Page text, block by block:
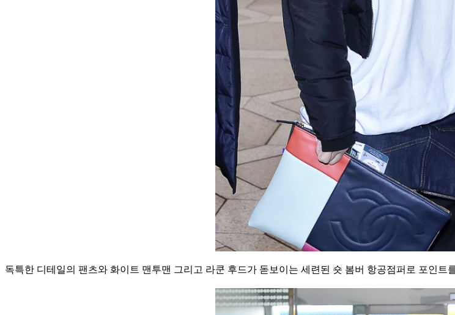
독특한 디테일의 팬츠와 화이트 맨투맨 그리고 라쿤 후드가 돋보이는 세련된 숏 봄버 항공점퍼로 포인